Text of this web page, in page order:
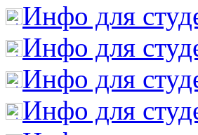
Инфо для
Инфо для
Инфо для
Инфо для